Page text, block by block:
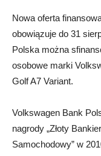
Nowa oferta
obowiązuje do 31
Polska można
osobowe marki
Golf A7 Variant.
Volkswagen Bank
nagrody „Złoty
Samochodowy” w